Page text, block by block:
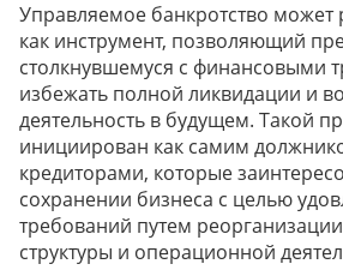
Управляемое банкротство может
как инструмент, позволяющий
столкнувшемуся с финансовыми
избежать полной ликвидации и
деятельность в будущем. Такой
инициирован как самим
кредиторами, которые
сохранении бизнеса с целью
требований путем
структуры и операционной